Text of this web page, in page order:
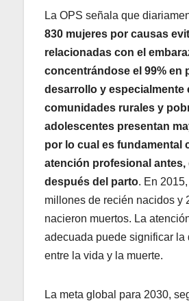
La OPS señala que
830 mujeres por causas
relacionadas con el
concentrándose el 99% en
desarrollo y especialmente
comunidades rurales y
adolescentes presentan
por lo cual es fundamental
atención profesional antes,
después del parto. En
millones de recién nacidos y
nacieron muertos. La
adecuada puede significar la
entre la vida y la muerte.
La meta global para 2030,